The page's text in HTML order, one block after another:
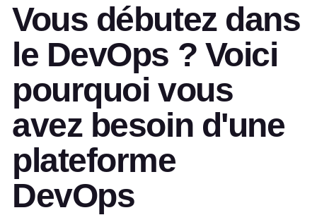
Vous débutez dans
le DevOps ? Voici
pourquoi vous
avez besoin d'une
plateforme
DevOps